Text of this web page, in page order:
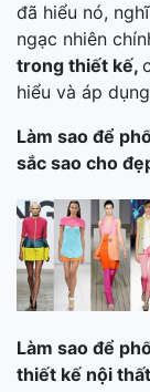
đã hiểu nó,
ngạc nhiên
trong thiết kế,
hiểu và áp
Làm sao để
sắc sao cho
Làm sao để
thiết kế nội thất